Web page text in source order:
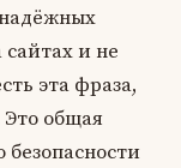
сайтах и не
эта фраза,
общая